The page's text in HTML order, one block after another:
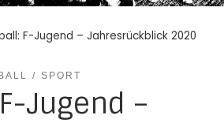
F-Jugend – Jahresrückblick 2020
SPORT
Jugend –